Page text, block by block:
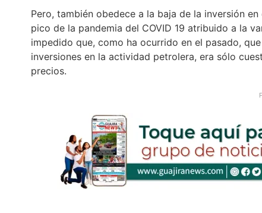
Pero, también obedece a la baja de la inversión
pico de la pandemia del COVID 19 atribuido a la
impedido que, como ha ocurrido en el pasado,
inversiones en la actividad petrolera, era sólo
precios.